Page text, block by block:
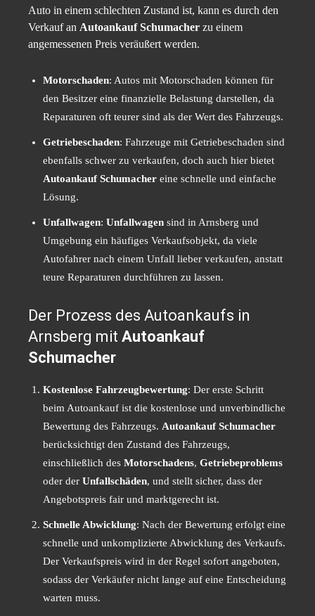
Auto in einem schlechten Zustand ist, kann es durch den
Verkauf an Autoankauf Schumacher zu einem
angemessenen Preis veräußert werden.
Motorschaden: Autos mit Motorschaden können für
den Besitzer eine finanzielle Belastung darstellen, da
Reparaturen oft teurer sind als der Wert des Fahrzeugs.
Getriebeschaden: Fahrzeuge mit Getriebeschaden sind
ebenfalls schwer zu verkaufen, doch auch hier bietet
Autoankauf Schumacher eine schnelle und einfache
Lösung.
Unfallwagen: Unfallwagen sind in Arnsberg und
Umgebung ein häufiges Verkaufsobjekt, da viele
Autofahrer nach einem Unfall lieber verkaufen, anstatt
teure Reparaturen durchführen zu lassen.
Der Prozess des Autoankaufs in
Arnsberg mit Autoankauf
Schumacher
Kostenlose Fahrzeugbewertung: Der erste Schritt
beim Autoankauf ist die kostenlose und unverbindliche
Bewertung des Fahrzeugs. Autoankauf Schumacher
berücksichtigt den Zustand des Fahrzeugs,
einschließlich des Motorschadens, Getriebeproblems
oder der Unfallschäden, und stellt sicher, dass der
Angebotspreis fair und marktgerecht ist.
Schnelle Abwicklung: Nach der Bewertung erfolgt eine
schnelle und unkomplizierte Abwicklung des Verkaufs.
Der Verkaufspreis wird in der Regel sofort angeboten,
sodass der Verkäufer nicht lange auf eine Entscheidung
warten muss.